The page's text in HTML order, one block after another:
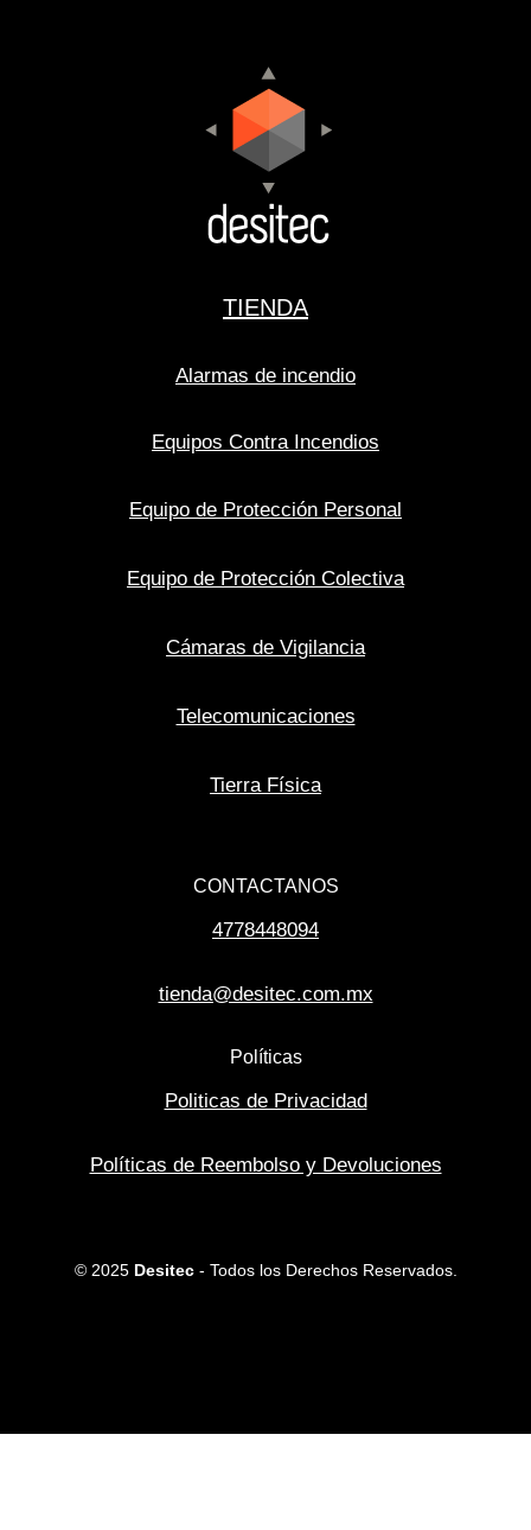
TIENDA
Alarmas de incendio
Equipos Contra Incendios
Equipo de Protección Personal
Equipo de Protección Colectiva
Cámaras de Vigilancia
Telecomunicaciones
Tierra Física
CONTACTANOS
4778448094
tienda@desitec.com.mx
Políticas
Politicas de Privacidad
Políticas de Reembolso y Devoluciones
© 2025 Desitec- Todos los Derechos Reservados.